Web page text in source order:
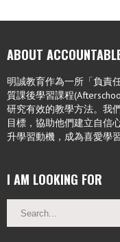
ABOUT
明誠教育作為一所「負責
質課後學習課程
研究有效的教學方法。我
目標，協助他們建立自信
升學習動機，成為喜愛學
I AM LOOKING FOR